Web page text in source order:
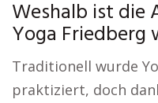
Weshalb ist die
Yoga Friedberg
Traditionell wurde
praktiziert, doch